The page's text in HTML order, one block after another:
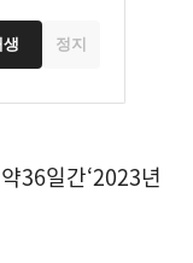
생 정지
36일간‘2023년